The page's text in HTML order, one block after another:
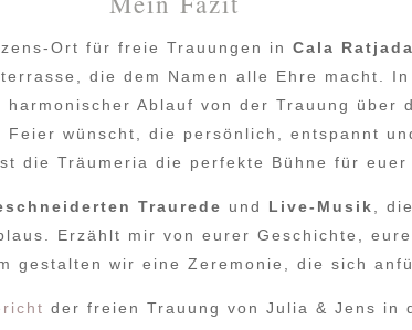
Ort für freie Trauungen in Cala Ratjada
die dem Namen alle Ehre macht.
Ablauf von der Trauung über
wünscht, die persönlich, entspannt
die Träumeria die perfekte Bühne für euer
Traurede und Live-Musik
,
Erzählt mir von eurer Geschichte,
gestalten wir eine Zeremonie, die sich
der freien Trauung von Julia & Jens in